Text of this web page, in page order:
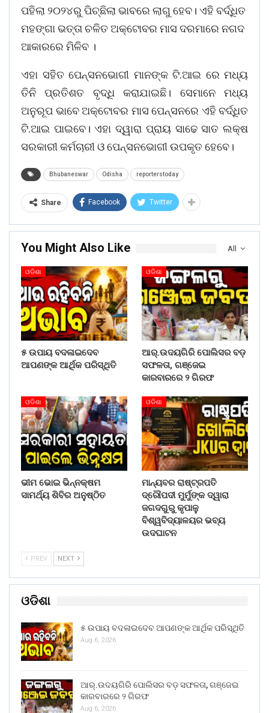
ପହିଲା ୨୦୨୪ରୁ ପିଚ୍ଛିଲା ଭାବରେ ଲାଗୁ ହେବ। ଏହି ବର୍ଦ୍ଧିତ
ମହଙ୍ଗା ଭତ୍ତା ଚଳିତ ଅକ୍ଟୋବର ମାସ ଦରମାରେ ନଗଦ
ଆକାରରେ ମିଳିବ ।
ଏହା ସହିତ ପେନ୍‌ସନଭୋଗୀ ମାନଙ୍କ ଟି.ଆଇ ରେ ମଧ୍ୟ
ତିନି ପ୍ରତିଶତ ବୃଦ୍ଧି କରାଯାଇଛି। ସେମାନେ ମଧ୍ୟ
ଅନୁରୂପ ଭାବେ ଅକ୍ଟୋବର ମାସ ପେନ୍‌ସନରେ ଏହି ବର୍ଦ୍ଧିତ
ଟି.ଆଇ ପାଇବେ। ଏହା ଦ୍ୱାରା ପ୍ରାୟ ସାଢେ ସାତ ଲକ୍ଷ
ସରକାରୀ କର୍ମଚାରୀ ଓ ପେନ୍‌ସନଭୋଗୀ ଉପକୃତ ହେବେ।
Bhubaneswar Odisha reporterstoday
Share Facebook Twitter
All
You Might Also Like
ଓଡିଶା
୫ ଉପାୟ ବଦଳାଇଦେବ
ଆପଣଙ୍କ ଆର୍ଥିକ ପରିସ୍ଥିତି
ଓଡିଶା
ଆର୍.ଉଦୟଗିରି ପୋଲିସର ବଡ଼
ସଫଳତା, ଗଞ୍ଜେଇ
କାରବାରରେ ୨ ଗିରଫ
ଓଡିଶା
ଭୀମ ଭୋଇ ଭିନ୍ନକ୍ଷମ
ସାମର୍ଥ୍ୟ ଶିବିର ଅନୁଷ୍ଠିତ
ଓଡିଶା
ମାନ୍ୟବର ରାଷ୍ଟ୍ରପତି
ଦ୍ରୌପଦୀ ମୁର୍ମୁଙ୍କ ଦ୍ୱାରା
ଜଗଦଗୁରୁ କୃପାଳୁ
ବିଶ୍ୱବିଦ୍ୟାଳୟର ଭବ୍ୟ
ଉଦଘାଟନ
PREV NEXT
ଓଡିଶା
୫ ଉପାୟ ବଦଳାଇଦେବ ଆପଣଙ୍କ ଆର୍ଥିକ ପରିସ୍ଥିତି
Aug 6, 2026
ଆର୍.ଉଦୟଗିରି ପୋଲିସର ବଡ଼ ସଫଳତା, ଗଞ୍ଜେଇ
କାରବାରରେ ୨ ଗିରଫ
Aug 6, 2026